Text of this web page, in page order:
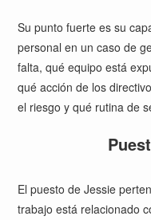
Su punto fuerte es su
personal en un caso de
falta, qué equipo está
qué acción de los
el riesgo y qué rutina de
El puesto de Jessie
trabajo está relacionado